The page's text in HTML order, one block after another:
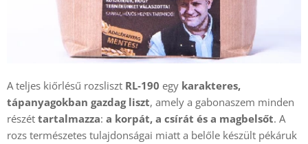
A teljes kiőrlésű rozsliszt RL‑190 egy karakteres,
tápanyagokban gazdag liszt, amely a gabonaszem minden
részét tartalmazza: a korpát, a csírát és a magbelsőt. A
rozs természetes tulajdonságai miatt a belőle készült pékáruk